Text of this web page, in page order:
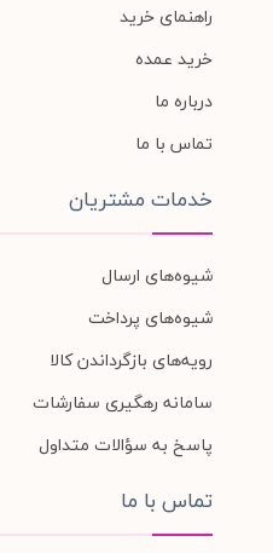
راهنمای خرید
خرید عمده
درباره ما
تماس با ما
خدمات مشتریان
شیوه‌های ارسال
شیوه‌های پرداخت
رویه‌های بازگرداندن کالا
سامانه رهگیری سفارشات
پاسخ به سؤالات متداول
تماس با ما